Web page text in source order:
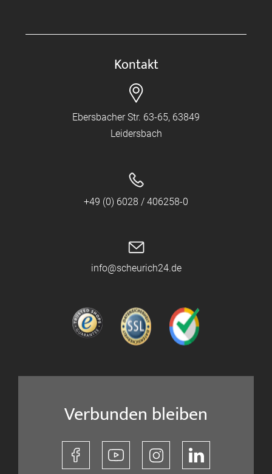
Kontakt
Ebersbacher Str. 63-65, 63849
Leidersbach
+49 (0) 6028 / 406258-0
info@scheurich24.de
Verbunden bleiben